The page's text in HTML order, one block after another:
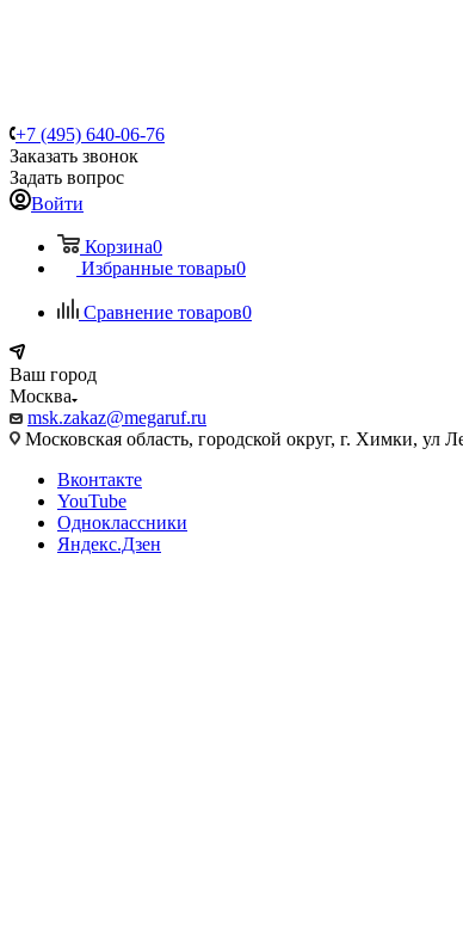
+7 (495) 640-06-76
Заказать звонок
Задать вопрос
Войти
Корзина0
Избранные товары0
Сравнение товаров0
Ваш город
Москва
msk.zakaz@megaruf.ru
Московская область, городской округ, г. Химки, ул
Вконтакте
YouTube
Одноклассники
Яндекс.Дзен